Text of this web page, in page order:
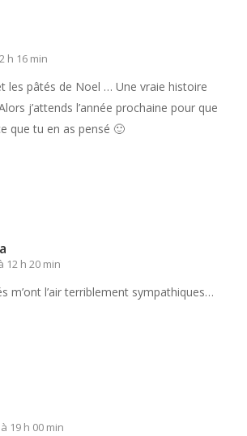
h 16 min
les pâtés de Noel … Une vraie histoire
j’attends l’année prochaine pour que
que tu en as pensé 🙂
12 h 20 min
m’ont l’air terriblement sympathiques…
19 h 00 min